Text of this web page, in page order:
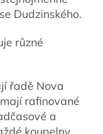
Dudzinského.
různé
řadě Nova
rafinované
a